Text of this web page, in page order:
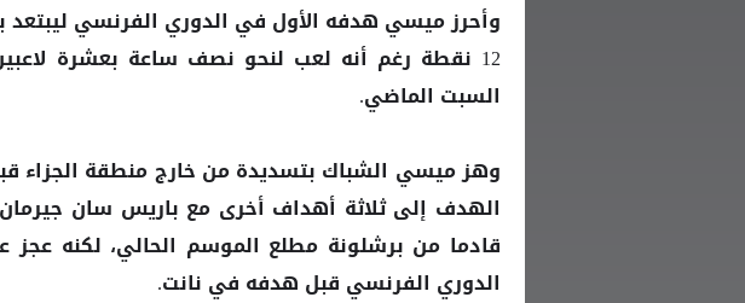
وأحرزميسي هدفه الأول في الدوري الفرنسي
السبت الماضي.
وهزميسي الشباك بتسديدة من خارج منطقة الجزاء
الهدف إلى ثلاثة أهداف أخرى مع باريس سان
قادما من برشلونة مطلع الموسم الحالي، لكنه
الدوري الفرنسي قبل هدفه في نانت.